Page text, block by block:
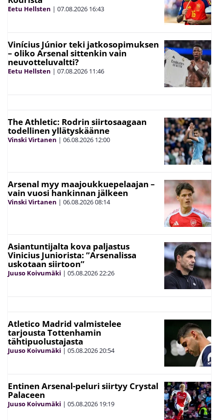
Eetu Hellsten | 07.08.2026 16:43
Vinícius Júnior teki jatkosopimuksen
– oliko Arsenal sittenkin vain
neuvotteluvaltti?
Eetu Hellsten | 07.08.2026 11:46
The Athletic: Rodrin siirtosaagaan
todellinen yllätyskäänne
Vinski Virtanen | 06.08.2026 12:00
Arsenal myy maajoukkuepelaajan –
vain vuosi hankinnan jälkeen
Vinski Virtanen | 06.08.202608:14
Asiantuntijalta kova paljastus
Vinicius Juniorista: ”Arsenalissa
uskotaan siirtoon”
Juuso Koivumäki | 05.08.202622:26
Atletico Madrid valmistelee
tarjousta Tottenhamin
tähtipuolustajasta
Juuso Koivumäki | 05.08.202620:54
Entinen Arsenal-peluri siirtyy Crystal
Palaceen
Juuso Koivumäki | 05.08.2026 19:19